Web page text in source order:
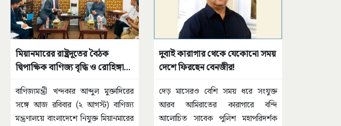
মিয়ানমারের রাষ্ট্রদূতের বৈঠক
দ্বিপাক্ষিক বাণিজ্য বৃদ্ধি ও রোহিঙ্গা
বাণিজ্যমন্ত্রী খন্দকার আব্দুল মুক্তাদিরের
সঙ্গে আজ রবিবার (২ আগস্ট) বাণিজ্য
মন্ত্রণালয়ে বাংলাদেশে নিযুক্ত মিয়ানমারের
দুবাই কারাগার থেকে যেকোনো সময়
দেশে ফিরছেন বেনজীর!
দেড় মাসেরও বেশি সময় ধরে সংযুক্ত
আরব আমিরাতের কারাগারে বন্দি
আলোচিত সাবেক পুলিশ মহাপরিদর্শক